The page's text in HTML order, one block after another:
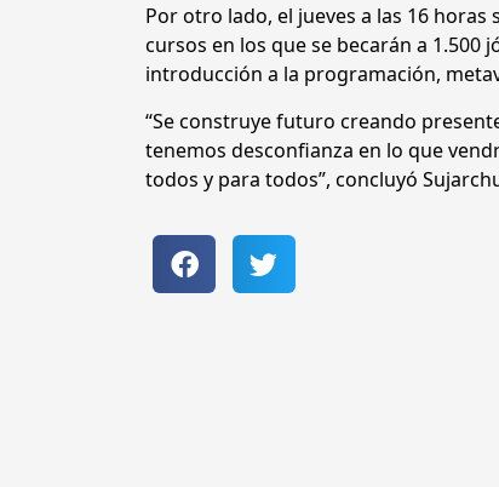
Por otro lado, el jueves a las 16
cursos en los que se becarán a 1.500
introducción a la programación,
“Se construye futuro creando
tenemos desconfianza en lo que
todos y para todos”, concluyó